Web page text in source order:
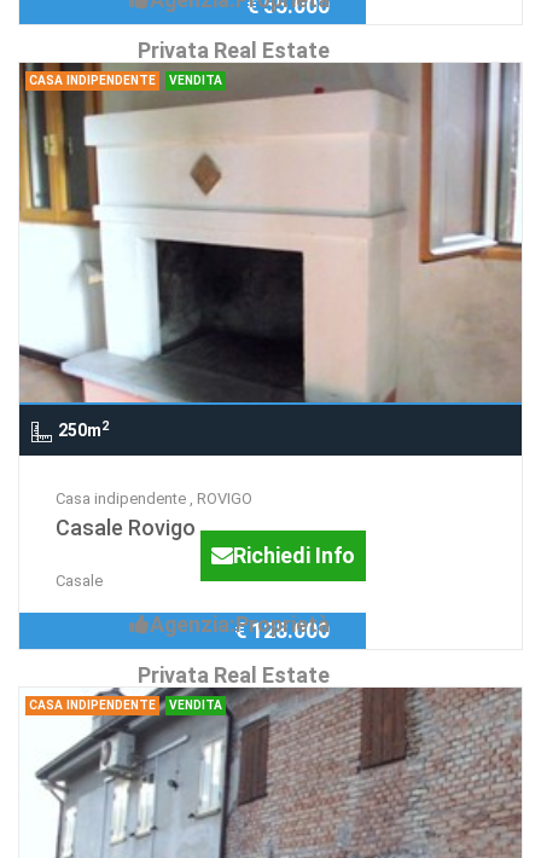
Privata Real Estate
€ 55.000
CASA INDIPENDENTE VENDITA
250m2
Casa indipendente , ROVIGO
Casale Rovigo
Casale
Richiedi Info
Agenzia:Proprietà
Privata Real Estate
€ 128.000
CASA INDIPENDENTE VENDITA